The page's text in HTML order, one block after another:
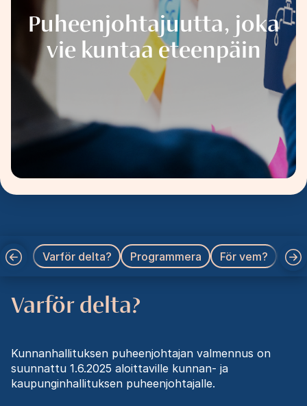
Puheenjohtajuutta, joka
vie kuntaa eteenpäin
Varför delta? Programmera För vem?
Varför delta?
Kunnanhallituksen puheenjohtajan valmennus on
suunnattu 1.6.2025 aloittaville kunnan- ja
kaupunginhallituksen puheenjohtajalle.